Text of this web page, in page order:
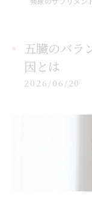
五臓のバラ
因とは
2026/06/20